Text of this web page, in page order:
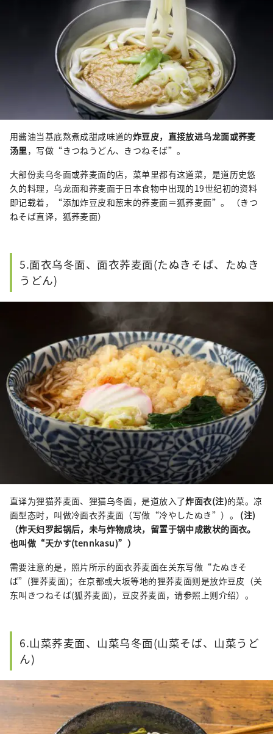
用酱油当基底熬煮成甜咸味道的炸豆皮，直接放进乌龙面或荞麦
汤里，写做“きつねうどん、きつねそば”。
大部份卖乌冬面或荞麦面的店，菜单里都有这道菜，是道历史悠
久的料理，乌龙面和荞麦面于日本食物中出现的19世纪初的资料
即记载着，“添加炸豆皮和葱末的荞麦面＝狐荞麦面”。 （きつ
ねそば直译，狐荞麦面）
5.面衣乌冬面、面衣荞麦面(たぬきそば、たぬき
うどん)
直译为狸猫荞麦面、狸猫乌冬面，是道放入了炸面衣(注)的菜。凉
面型态时，叫做冷面衣荞麦面（写做“冷やしたぬき”）。 (注)
（炸天妇罗起锅后，未与炸物成块，留置于锅中成散状的面衣。
也叫做“天かす(tennkasu)”）
需要注意的是，照片所示的面衣荞麦面在关东写做“たぬきそ
ば”(狸荞麦面)；在京都或大坂等地的狸荞麦面则是放炸豆皮（关
东叫きつねそば(狐荞麦面)，豆皮荞麦面，请参照上则介绍）。
6.山菜荞麦面、山菜乌冬面(山菜そば、山菜うど
ん)